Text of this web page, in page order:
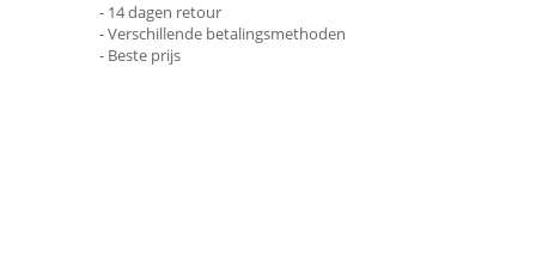
- 14 dagen retour
- Verschillende betalingsmethoden
- Beste prijs